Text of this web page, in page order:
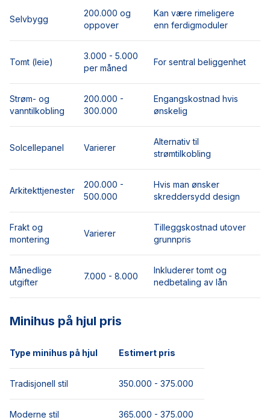
Selvbygg
200.000 og
oppover
Kan være rimeligere
enn ferdigmoduler
Tomt (leie)
3.000 - 5.000
per måned
For sentral beliggenhet
Strøm- og
vanntilkobling
200.000 -
300.000
Engangskostnad hvis
ønskelig
Solcellepanel Varierer
Alternativ til
strømtilkobling
Arkitekttjenester
200.000 -
500.000
Hvis man ønsker
skreddersydd design
Frakt og
montering
Varierer
Tilleggskostnad utover
grunnpris
Månedlige
utgifter
7.000 - 8.000
Inkluderer tomt og
nedbetaling av lån
Minihus på hjul pris
Type minihus på hjul Estimert pris
Tradisjonell stil 350.000 - 375.000
Moderne stil 365.000 - 375.000